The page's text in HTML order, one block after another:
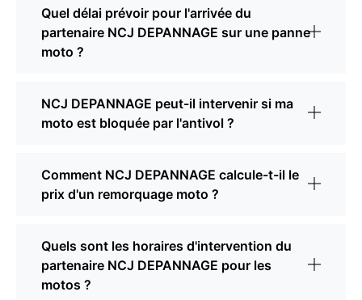
Quel délai prévoir pour l'arrivée du
partenaire NCJ DEPANNAGE sur une panne
moto ?
NCJ DEPANNAGE peut-il intervenir si ma
moto est bloquée par l'antivol ?
Comment NCJ DEPANNAGE calcule-t-il le
prix d'un remorquage moto ?
Quels sont les horaires d'intervention du
partenaire NCJ DEPANNAGE pour les
motos ?